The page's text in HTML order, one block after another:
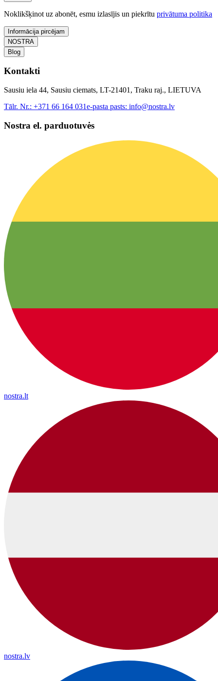
Noklikšķinot uz abonēt, esmu izlasījis un piekrītu privātuma politika
Informācija pircējam
NOSTRA
Blog
Kontakti
Sausiu iela 44, Sausiu ciemats, LT-21401, Traku raj., LIETUVA
Tālr. Nr.: +371 66 164 031e-pasta pasts: info@nostra.lv
Nostra el. parduotuvės
nostra.lt
nostra.lv